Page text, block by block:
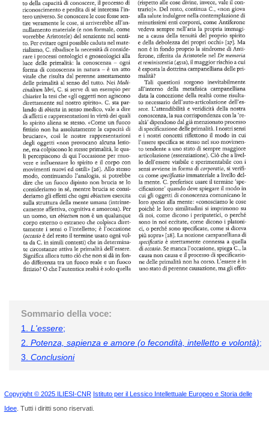
Sommario della voce:
1. L'essere;
2. Potenza, sapienza e amore (o fecondità, intelletto e volontà);
3. Conclusioni
Copyright © 2025 ILIESI-CNR Istituto per il Lessico Intellettuale Europeo e Storia delle
Idee. Tutti i diritti sono riservati.